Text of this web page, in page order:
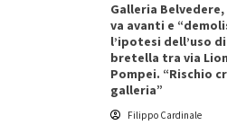
Galleria Belvedere,
va avanti e
l’ipotesi dell’uso
bretella tra via
Pompei. “Rischio
galleria”
Filippo Cardinale